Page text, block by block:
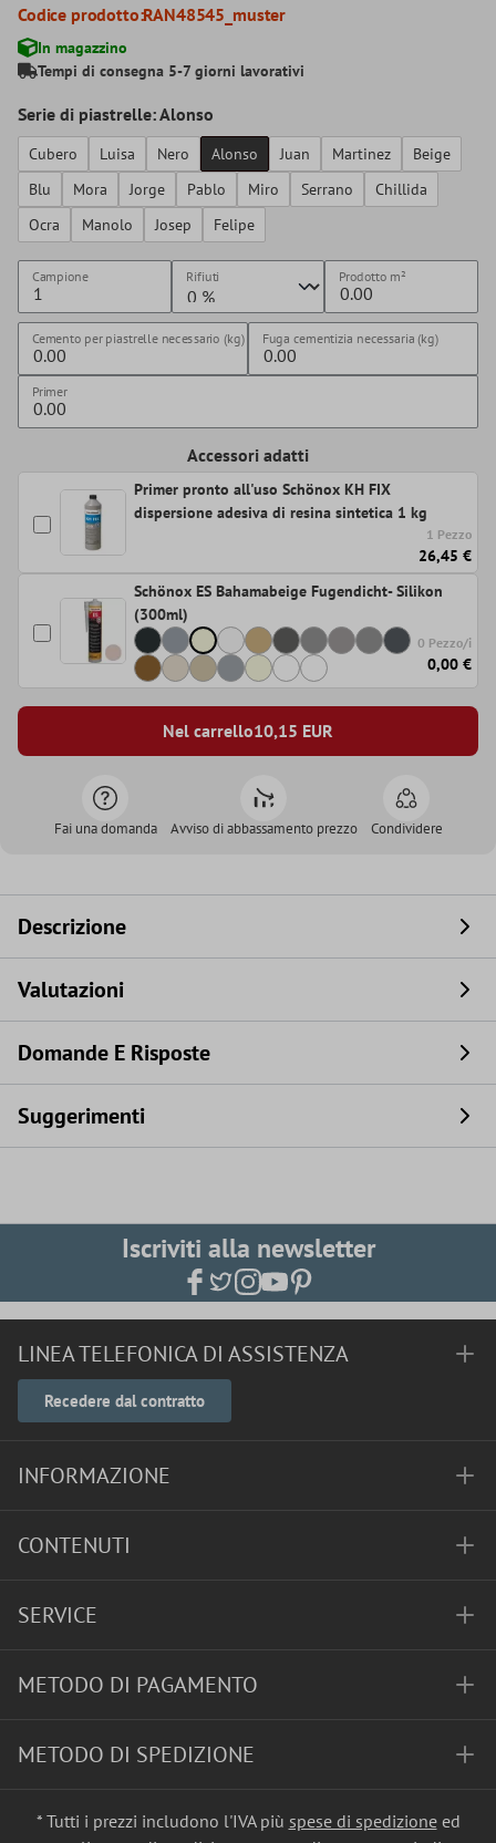
Codice prodotto:RAN48545_muster
In magazzino
Tempi di consegna 5-7 giorni lavorativi
Serie di piastrelle: Alonso
Cubero Luisa Nero Alonso Juan Martinez
Beige
Blu
Mora Jorge Pablo Miro Serrano
Chillida
Ocra
Manolo Josep Felipe
Campione Rifiuti Prodotto m²
Cemento per piastrelle necessario (kg) Fuga cementizia necessaria (kg)
Primer
Accessori adatti
Primer pronto all'uso Schönox KH FIX
dispersione adesiva di resina sintetica 1 kg
1 Pezzo
26,45 €
Schönox ES Bahamabeige Fugendicht- Silikon
(300ml)
0 Pezzo/i
0,00 €
Nel carrello10,15 EUR
Fai una domanda Avviso di abbassamento prezzo Condividere
Descrizione
Valutazioni
Domande E Risposte
Suggerimenti
Iscriviti alla newsletter
LINEA TELEFONICA DI ASSISTENZA
Recedere dal contratto
INFORMAZIONE
CONTENUTI
SERVICE
METODO DI PAGAMENTO
METODO DI SPEDIZIONE
* Tutti i prezzi includono l'IVA più spese di spedizioneed